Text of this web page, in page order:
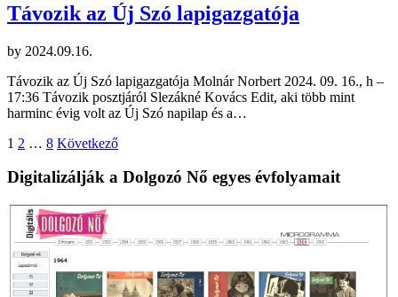
Távozik az Új Szó lapigazgatója
by 2024.09.16.
Távozik az Új Szó lapigazgatója Molnár Norbert 2024. 09. 16., h –
17:36 Távozik posztjáról Slezákné Kovács Edit, aki több mint
harminc évig volt az Új Szó napilap és a…
Bejegyzések
lapozása
1 2 … 8 Következő
Digitalizálják a Dolgozó Nő egyes évfolyamait